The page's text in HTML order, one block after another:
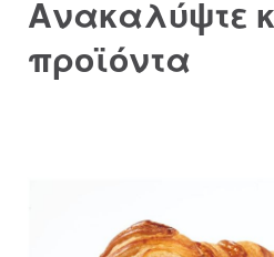
Ανακαλύψτε
προϊόντα